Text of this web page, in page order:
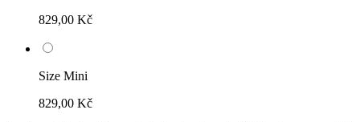
829,00 Kč
Size Mini
829,00 Kč